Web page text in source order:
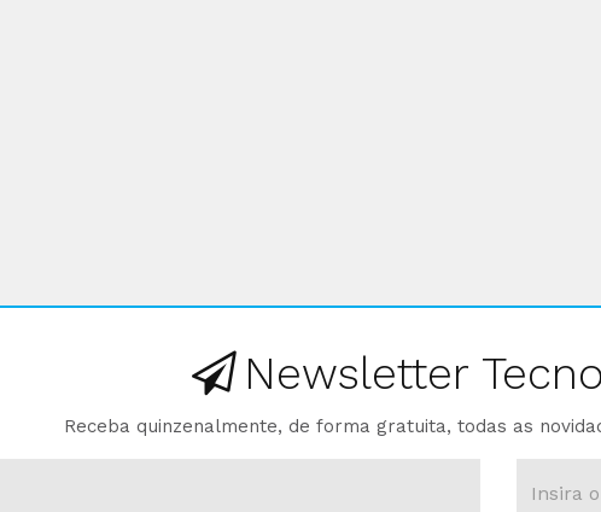
Newsletter
Receba quinzenalmente, de forma gratuita, todas as